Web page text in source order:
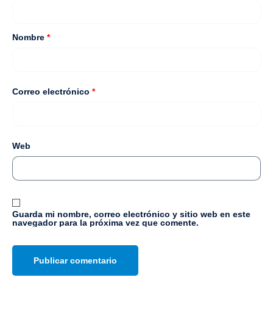
Nombre *
Correo electrónico *
Web
Guarda mi nombre, correo electrónico y sitio web en este
navegador para la próxima vez que comente.